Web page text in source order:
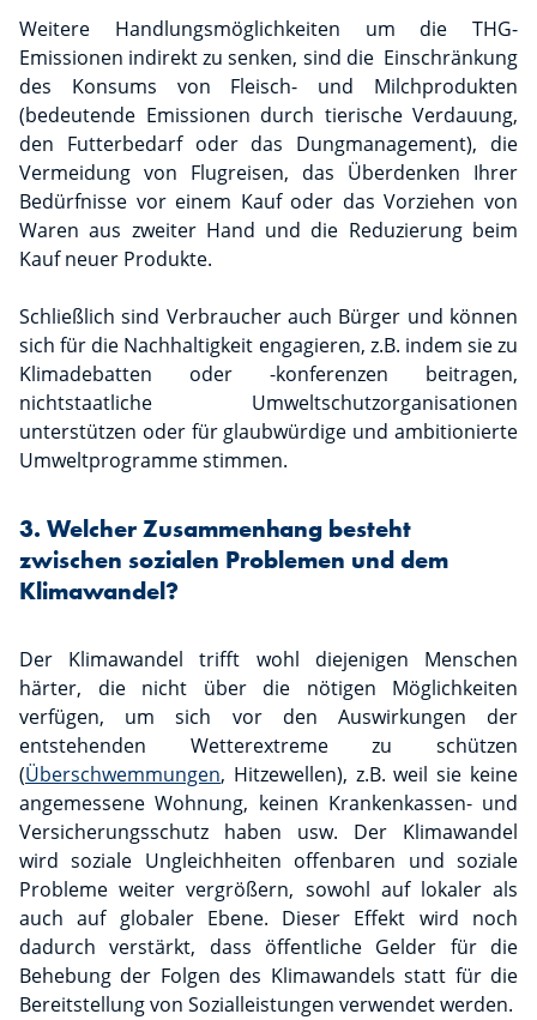
Weitere Handlungsmöglichkeiten um die THG-
Emissionen indirekt zu senken, sind die Einschränkung
des Konsums von Fleisch- und Milchprodukten
(bedeutende Emissionen durch tierische Verdauung,
den Futterbedarf oder das Dungmanagement), die
Vermeidung von Flugreisen, das Überdenken Ihrer
Bedürfnisse vor einem Kauf oder das Vorziehen von
Waren aus zweiter Hand und die Reduzierung beim
Kauf neuer Produkte.
Schließlich sind Verbraucher auch Bürger und können
sich für die Nachhaltigkeit engagieren, z.B. indem sie zu
Klimadebatten oder -konferenzen beitragen,
nichtstaatliche Umweltschutzorganisationen
unterstützen oder für glaubwürdige und ambitionierte
Umweltprogramme stimmen.
3. Welcher Zusammenhang besteht
zwischen sozialen Problemen und dem
Klimawandel?
Der Klimawandel trifft wohl diejenigen Menschen
härter, die nicht über die nötigen Möglichkeiten
verfügen, um sich vor den Auswirkungen der
entstehenden Wetterextreme zu schützen
(Überschwemmungen, Hitzewellen), z.B. weil sie keine
angemessene Wohnung, keinen Krankenkassen- und
Versicherungsschutz haben usw. Der Klimawandel
wird soziale Ungleichheiten offenbaren und soziale
Probleme weiter vergrößern, sowohl auf lokaler als
auch auf globaler Ebene. Dieser Effekt wird noch
dadurch verstärkt, dass öffentliche Gelder für die
Behebung der Folgen des Klimawandels statt für die
Bereitstellung von Sozialleistungen verwendet werden.